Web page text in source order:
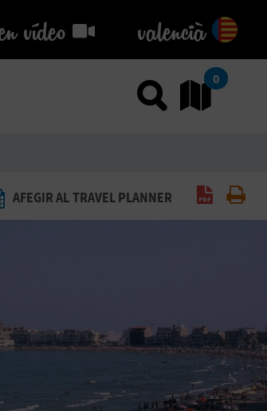
vídeo
vídeo valencià
Usar el
0
AFEGIR AL TRAVEL PLANNER Generar